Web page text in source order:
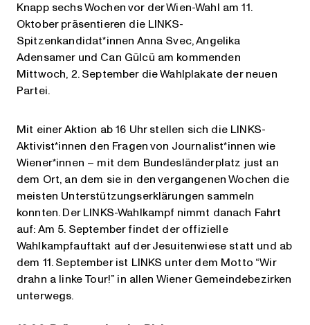
Knapp sechs Wochen vor der Wien-Wahl am 11.
Oktober präsentieren die LINKS-
Spitzenkandidat*innen Anna Svec, Angelika
Adensamer und Can Gülcü am kommenden
Mittwoch, 2. September die Wahlplakate der neuen
Partei.
Mit einer Aktion ab 16 Uhr stellen sich die LINKS-
Aktivist*innen den Fragen von Journalist*innen wie
Wiener*innen – mit dem Bundesländerplatz just an
dem Ort, an dem sie in den vergangenen Wochen die
meisten Unterstützungserklärungen sammeln
konnten. Der LINKS-Wahlkampf nimmt danach Fahrt
auf: Am 5. September findet der offizielle
Wahlkampfauftakt auf der Jesuitenwiese statt und ab
dem 11. September ist LINKS unter dem Motto “Wir
drahn a linke Tour!” in allen Wiener Gemeindebezirken
unterwegs.